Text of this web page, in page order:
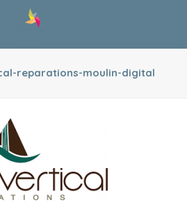
reparations-moulin-digital